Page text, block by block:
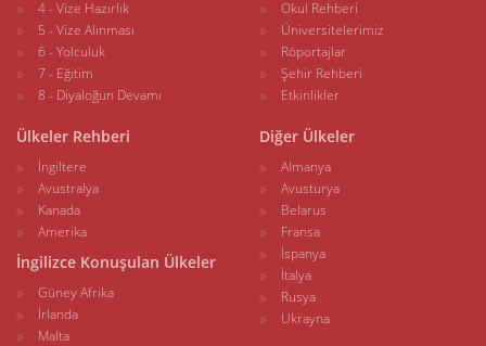
4 - Vize Hazırlık
5 - Vize Alınması
6 - Yolculuk
7 - Eğitim
8 - Diyaloğun Devamı
Okul Rehberi
Üniversitelerimiz
Röportajlar
Şehir Rehberi
Etkinlikler
Ülkeler Rehberi
İngiltere
Avustralya
Kanada
Amerika
İngilizce Konuşulan Ülkeler
Güney Afrika
İrlanda
Malta
Diğer Ülkeler
Almanya
Avusturya
Belarus
Fransa
İspanya
İtalya
Rusya
Ukrayna